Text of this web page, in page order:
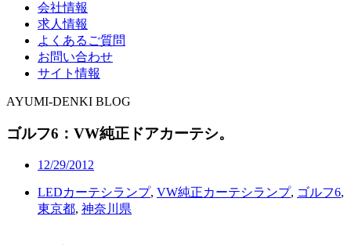
会社情報
求人情報
よくあるご質問
お問い合わせ
サイト情報
AYUMI-DENKI BLOG
ゴルフ6：VW純正ドアカーテシ。
12/29/2012
LEDカーテシランプ, VW純正カーテシランプ, ゴルフ6,
東京都, 神奈川県